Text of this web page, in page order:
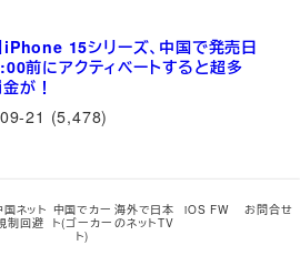
iPhone 15シリーズ、中国で発売日
前にアクティベートすると超多
が！
21 (5,478)
17シリーズ/iPhone…
(5,213)
国ネット
制回避
中国でカー
ト(ゴーカー
ト)
海外で日本
のネットTV
iOS FW お問合せ